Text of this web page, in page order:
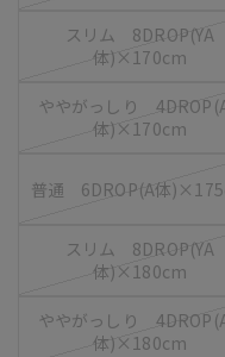
スリム 8DROP(YA
体)×170cm
ややがっしり
体)×170cm
普通 6DROP(A体
スリム 8DROP(YA
体)×180cm
ややがっしり
体)×180cm